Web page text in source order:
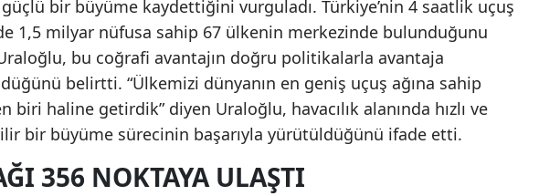
bir büyüme kaydettiğini vurguladı. Türkiye’nin 4 saatlik uçuş
1,5 milyar nüfusa sahip 67 ülkenin merkezinde bulunduğunu
bu coğrafi avantajın doğru politikalarla avantaja
belirtti. “Ülkemizi dünyanın en geniş uçuş ağına sahip
biri haline getirdik” diyen Uraloğlu, havacılık alanında hızlı ve
bir büyüme sürecinin başarıyla yürütüldüğünü ifade etti.
356 NOKTAYA ULAŞTI